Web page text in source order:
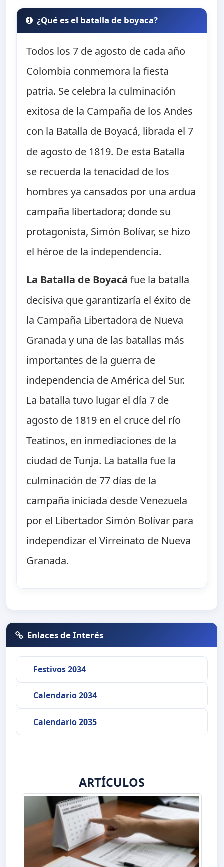
¿Qué es el batalla de boyaca?
Todos los 7 de agosto de cada año
Colombia conmemora la fiesta
patria. Se celebra la culminación
exitosa de la Campaña de los Andes
con la Batalla de Boyacá, librada el 7
de agosto de 1819. De esta Batalla
se recuerda la tenacidad de los
hombres ya cansados por una ardua
campaña libertadora; donde su
protagonista, Simón Bolívar, se hizo
el héroe de la independencia.
La Batalla de Boyacá fue la batalla
decisiva que garantizaría el éxito de
la Campaña Libertadora de Nueva
Granada y una de las batallas más
importantes de la guerra de
independencia de América del Sur.
La batalla tuvo lugar el día 7 de
agosto de 1819 en el cruce del río
Teatinos, en inmediaciones de la
ciudad de Tunja. La batalla fue la
culminación de 77 días de la
campaña iniciada desde Venezuela
por el Libertador Simón Bolívar para
independizar el Virreinato de Nueva
Granada.
Enlaces de Interés
Festivos 2034
Calendario 2034
Calendario 2035
ARTÍCULOS